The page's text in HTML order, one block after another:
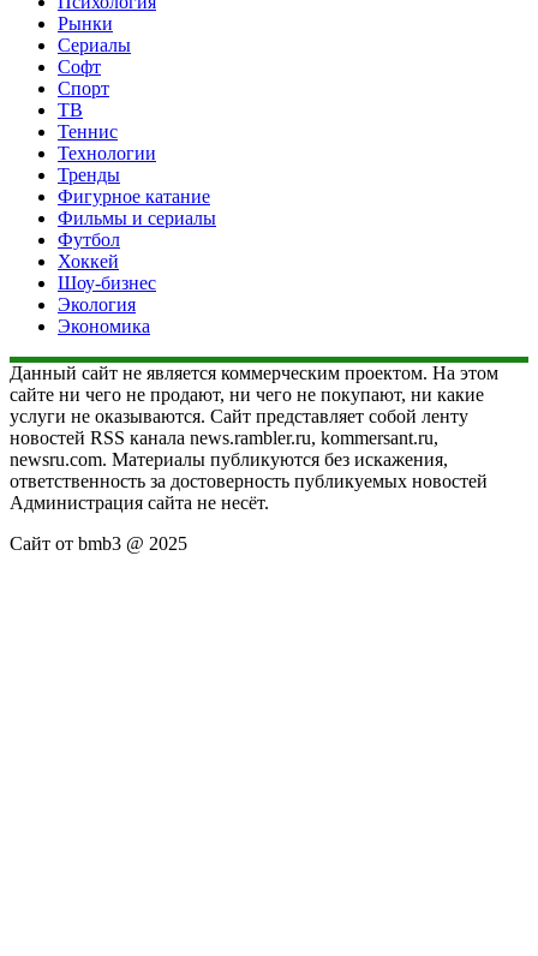
Рынки
Сериалы
Софт
Спорт
ТВ
Теннис
Технологии
Тренды
Фигурное катание
Фильмы и сериалы
Футбол
Хоккей
Шоу-бизнес
Экология
Экономика
Данный сайт не является коммерческим проектом. На этом
сайте ни чего не продают, ни чего не покупают, ни какие
услуги не оказываются. Сайт представляет собой ленту
новостей RSS канала news.rambler.ru, kommersant.ru,
newsru.com. Материалы публикуются без искажения,
ответственность за достоверность публикуемых новостей
Администрация сайта не несёт.
Сайт от bmb3 @ 2025